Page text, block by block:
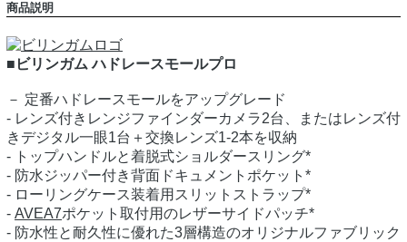
商品説明
■ビリンガム ハドレースモールプロ
－ 定番ハドレースモールをアップグレード
- レンズ付きレンジファインダーカメラ2台、またはレンズ付
きデジタル一眼1台＋交換レンズ1-2本を収納
- トップハンドルと着脱式ショルダースリング*
- 防水ジッパー付き背面ドキュメントポケット*
- ローリングケース装着用スリットストラップ*
- AVEA7ポケット取付用のレザーサイドパッチ*
- 防水性と耐久性に優れた3層構造のオリジナルファブリック